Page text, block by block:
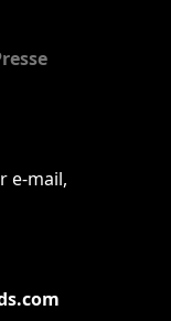
e-mail,